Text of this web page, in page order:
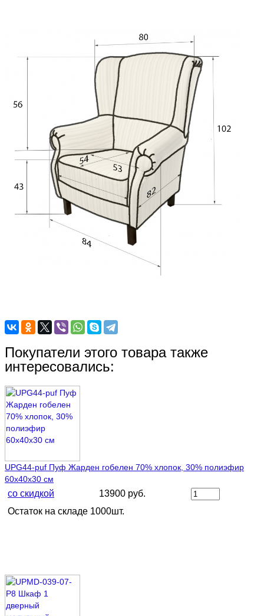
Покупатели этого товара также
интересовались:
UPG44-puf Пуф Жарден гобелен 70% хлопок, 30% полиэфир
60х40х30 см
со скидкой
13900 руб.
Остаток на складе 1000шт.